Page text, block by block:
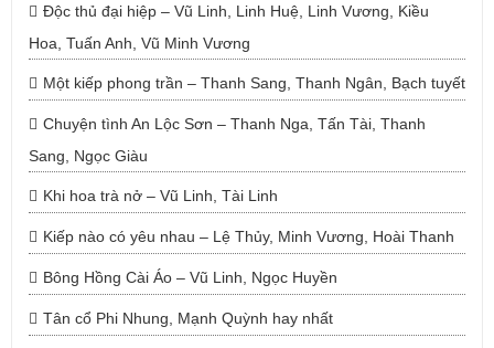
Độc thủ đại hiệp – Vũ Linh, Linh Huệ, Linh Vương, Kiều
Hoa, Tuấn Anh, Vũ Minh Vương
Một kiếp phong trần – Thanh Sang, Thanh Ngân, Bạch tuyết
Chuyện tình An Lộc Sơn – Thanh Nga, Tấn Tài, Thanh
Sang, Ngọc Giàu
Khi hoa trà nở – Vũ Linh, Tài Linh
Kiếp nào có yêu nhau – Lệ Thủy, Minh Vương, Hoài Thanh
Bông Hồng Cài Áo – Vũ Linh, Ngọc Huyền
Tân cổ Phi Nhung, Mạnh Quỳnh hay nhất